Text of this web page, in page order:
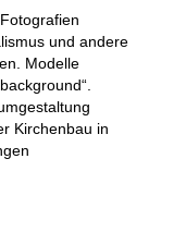
und andere
Modelle
Kirchenbau in